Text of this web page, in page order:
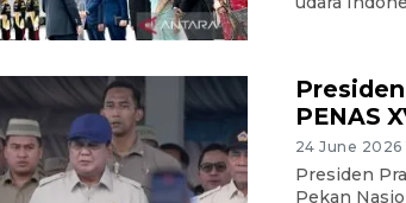
PENAS
24 June 2026
Presiden
Pekan